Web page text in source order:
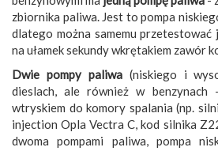
zbiornika paliwa. Jest to pompa
dlatego można samemu przetestować
na ułamek sekundy wkrętakiem zawór
Dwie pompy paliwa(niskiego i
dieslach, ale również w benzynach
wtryskiem do komory spalania (np.
injection Opla Vectra C, kod silnika
dwoma pompami paliwa, pompa